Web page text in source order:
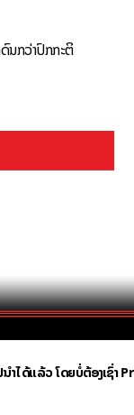
ນກວ່າປົກກະຕິ
ຳໄດ້ແລ້ວ ໂດຍບໍ່ຕ້ອງເຊົ່າ